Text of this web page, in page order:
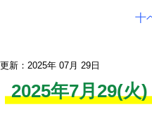
十
更新：2025年 07月 29日
2025年7月29(火)